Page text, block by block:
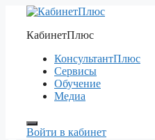
Перейти
содержимому
КабинетПлюс
КонсультантПлюс
Сервисы
Обучение
Медиа
Войти в кабинет